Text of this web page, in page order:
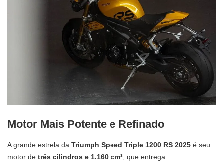
Motor Mais Potente e Refinado
A grande estrela da Triumph Speed Triple 1200 RS 2025 é seu
motor de três cilindros e 1.160 cm³ , que entrega